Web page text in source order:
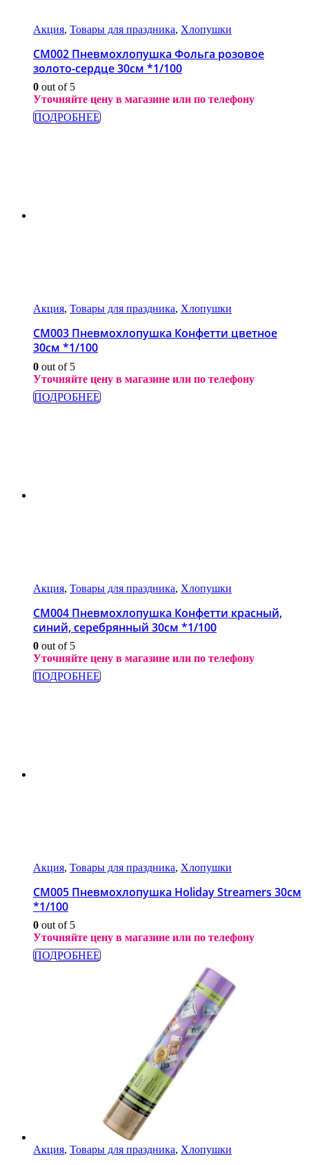
Акция, Товары для праздника, Хлопушки
СМ002 Пневмохлопушка Фольга розовое
золото-сердце 30см *1/100
0 out of 5
Уточняйте цену в магазине или по телефону
ПОДРОБНЕЕ
Акция, Товары для праздника, Хлопушки
СМ003 Пневмохлопушка Конфетти цветное
30см *1/100
0 out of 5
Уточняйте цену в магазине или по телефону
ПОДРОБНЕЕ
Акция, Товары для праздника, Хлопушки
СМ004 Пневмохлопушка Конфетти красный,
синий, серебрянный 30см *1/100
0 out of 5
Уточняйте цену в магазине или по телефону
ПОДРОБНЕЕ
Акция, Товары для праздника, Хлопушки
СМ005 Пневмохлопушка Holiday Streamers 30см
*1/100
0 out of 5
Уточняйте цену в магазине или по телефону
ПОДРОБНЕЕ
Акция, Товары для праздника, Хлопушки